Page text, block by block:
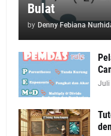
Bulat
by Denny Febiana
Juli